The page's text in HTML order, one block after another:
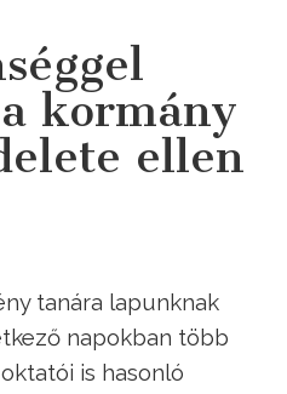
kormány
ellen
tanára lapunknak
napokban több
is hasonló